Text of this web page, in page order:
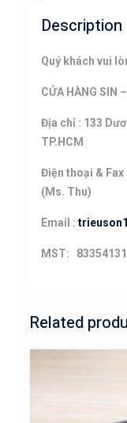
Description
Quý khách vui
CỬA HÀNG SIN
Địa chỉ : 133
TP.HCM
Điện thoại & Fax
(Ms. Thu)
Email :
MST:
Related